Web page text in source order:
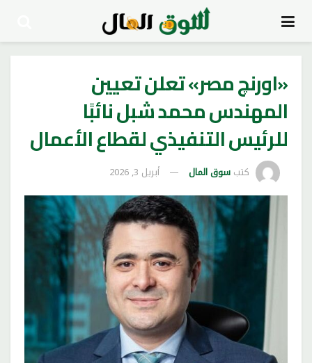
«اورنچ مصر» تعلن تعيين
المهندس محمد شبل نائبًا
للرئيس التنفيذي لقطاع الأعمال
كتب سوق المال أبريل 3, 2026